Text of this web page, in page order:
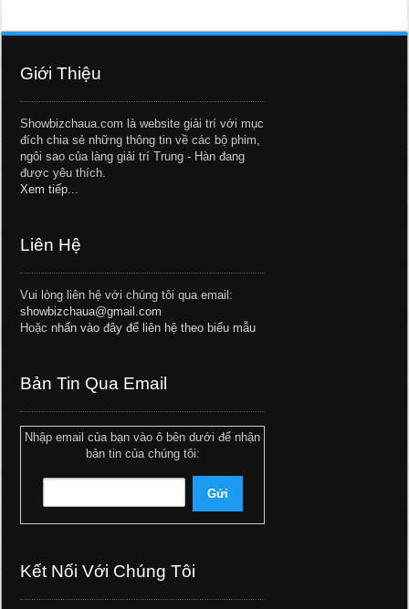
Giới Thiệu
Showbizchaua.com là website giải trí với mục
đích chia sẻ những thông tin về các bộ phim,
ngôi sao của làng giải trí Trung - Hàn đang
được yêu thích.
Xem tiếp...
Liên Hệ
Vui lòng liên hệ với chúng tôi qua email:
showbizchaua@gmail.com
Hoặc nhấn vào đây để liên hệ theo biểu mẫu
Bản Tin Qua Email
Nhập email của bạn vào ô bên dưới để nhận
bản tin của chúng tôi:
Kết Nối Với Chúng Tôi